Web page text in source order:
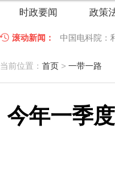
时政要闻 政策
滚动新闻： 中国电科院：
江苏车牛山岛
因储能而智慧
低温冷凝技
当前位置： 首页 > 一带一路
今年一季